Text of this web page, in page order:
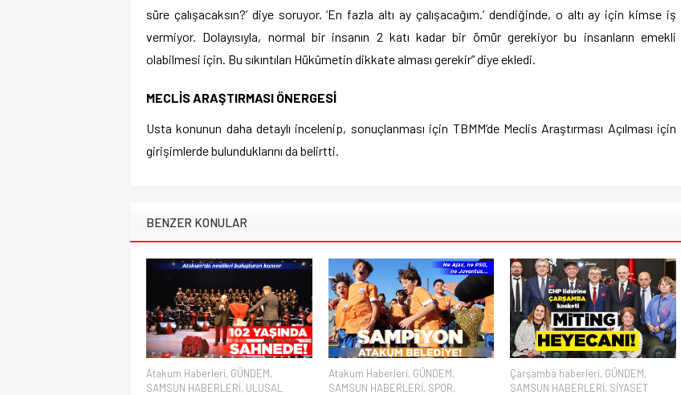
süre çalışacaksın?’ diye soruyor. ‘En fazla altı ay çalışacağım.’ dendiğinde, o altı ay için kimse iş
vermiyor. Dolayısıyla, normal bir insanın 2 katı kadar bir ömür gerekiyor bu insanların emekli
olabilmesi için. Bu sıkıntıları Hükûmetin dikkate alması gerekir” diye ekledi.
MECLİS ARAŞTIRMASI ÖNERGESİ
Usta konunun daha detaylı incelenip, sonuçlanması için TBMM’de Meclis Araştırması Açılması için
girişimlerde bulunduklarını da belirtti.
BENZER KONULAR
Atakum Haberleri, GÜNDEM,
SAMSUN HABERLERİ, ULUSAL
Atakum Haberleri, GÜNDEM,
SAMSUN HABERLERİ, SPOR,
Çarşamba haberleri, GÜNDEM,
SAMSUN HABERLERİ, SİYASET